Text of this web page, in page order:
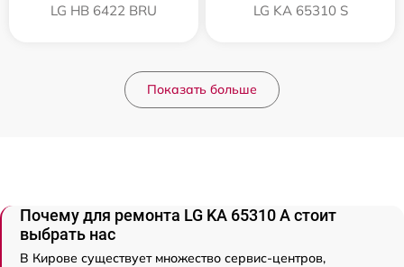
LG HB 6422 BRU LG KA 65310 S
Показать больше
Почему для ремонта LG KA 65310 A стоит
выбрать нас
В Кирове существует множество сервис-центров,